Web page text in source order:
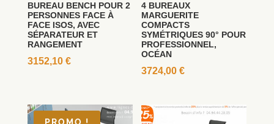
BUREAU BENCH POUR 2
PERSONNES FACE À
FACE ISOS, AVEC
SÉPARATEUR ET
RANGEMENT
3152,10 €
4 BUREAUX
MARGUERITE
COMPACTS
SYMÉTRIQUES 90° POUR
PROFESSIONNEL,
OCÉAN
3724,00€
PROMO !